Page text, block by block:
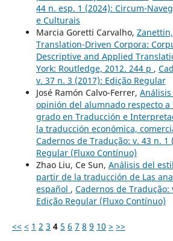
44 n. esp. 1 (2024): Circum-
e Culturais
Marcia Goretti Carvalho,
Translation-Driven Corpora:
Descriptive and Applied
York: Routledge, 2012. 244 p ,
v. 37 n. 3 (2017): Edição Regular
José Ramón Calvo-Ferrer,
opinión del alumnado respecto a
grado en Traducción e
la traducción económica,
Cadernos de Tradução: v. 43 n. 1
Regular (Fluxo Contínuo)
Zhao Liu, Ce Sun, Análisis del
partir de la traducción de Las
español , Cadernos de Tradução:
Edição Regular (Fluxo Contínuo)
<< < 1 2 3 4 5 6 7 8 9 10 > >>